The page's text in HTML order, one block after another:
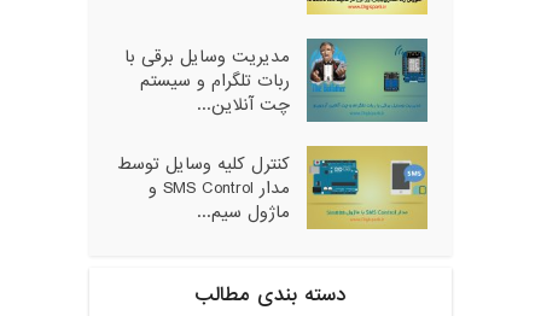
مدیریت وسایل برقی با
ربات تلگرام و سیستم
چت آنلاین...
کنترل کلیه وسایل توسط
مدار SMS Control و
ماژول سیم...
دسته بندی مطالب